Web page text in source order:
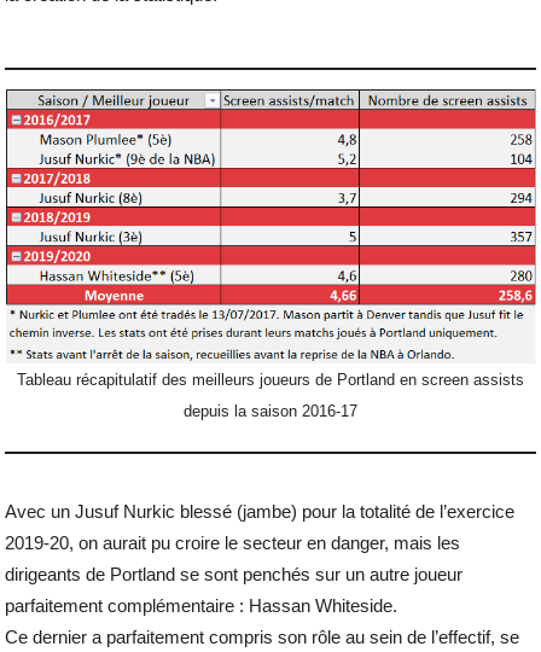
Tableau récapitulatif des meilleurs joueurs de Portland en screen assists
depuis la saison 2016-17
Avec un Jusuf Nurkic blessé (jambe) pour la totalité de l’exercice
2019-20, on aurait pu croire le secteur en danger, mais les
dirigeants de Portland se sont penchés sur un autre joueur
parfaitement complémentaire : Hassan Whiteside.
Ce dernier a parfaitement compris son rôle au sein de l’effectif, se